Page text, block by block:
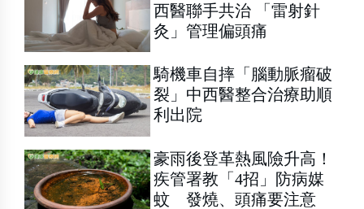
西醫聯手共治 「雷射針
灸」管理偏頭痛
騎機車自摔「腦動脈瘤破
裂」中西醫整合治療助順
利出院
豪雨後登革熱風險升高！
疾管署教「4招」防病媒
蚊 發燒、頭痛要注意